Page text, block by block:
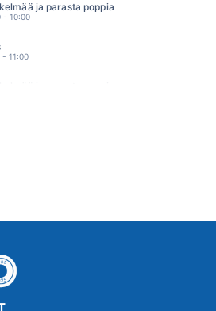
ja parasta poppia
- 10:00
- 11:00